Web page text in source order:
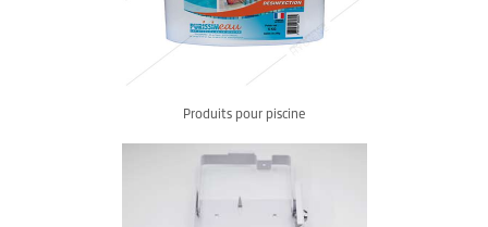
Produits pour piscine